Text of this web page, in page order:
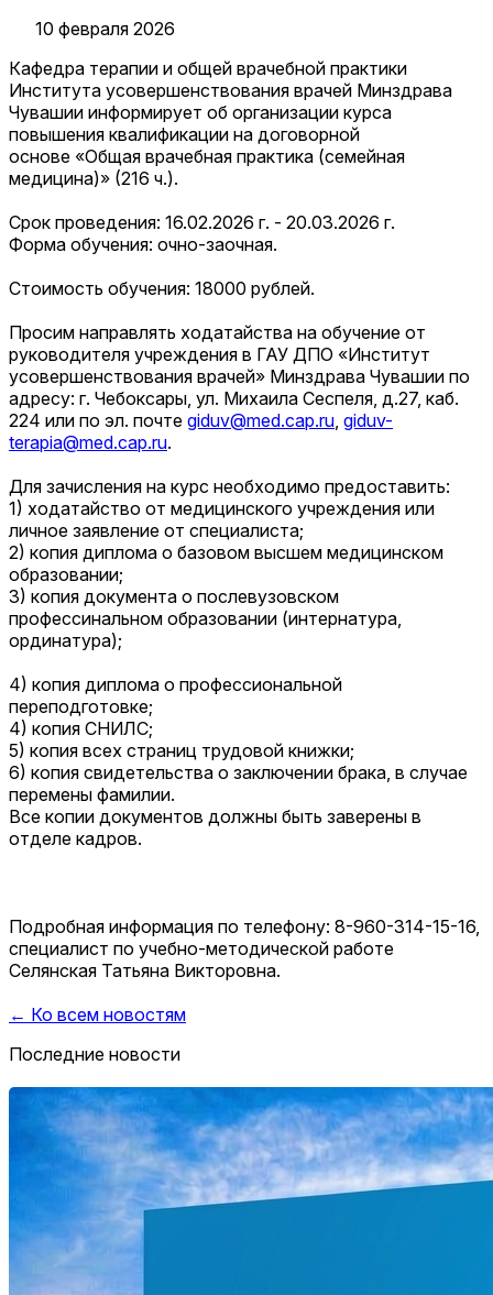
10 февраля 2026
Кафедра терапии и общей врачебной практики
Института усовершенствования врачей Минздрава
Чувашии информирует об организации курса
повышения квалификации на договорной
основе «Общая врачебная практика (семейная
медицина)» (216 ч.).
Срок проведения: 16.02.2026 г. - 20.03.2026 г.
Форма обучения: очно-заочная.
Стоимость обучения: 18000 рублей.
Просим направлять ходатайства на обучение от
руководителя учреждения в ГАУ ДПО «Институт
усовершенствования врачей» Минздрава Чувашии по
адресу: г. Чебоксары, ул. Михаила Сеспеля, д.27, каб.
224 или по эл. почте giduv@med.cap.ru, giduv-
terapia@med.cap.ru.
Для зачисления на курс необходимо предоставить:
1) ходатайство от медицинского учреждения или
личное заявление от специалиста;
2) копия диплома о базовом высшем медицинском
образовании;
3) копия документа о послевузовском
профессинальном образовании (интернатура,
ординатура);
4) копия диплома о профессиональной
переподготовке;
4) копия СНИЛС;
5) копия всех страниц трудовой книжки;
6) копия свидетельства о заключении брака, в случае
перемены фамилии.
Все копии документов должны быть заверены в
отделе кадров.
Подробная информация по телефону: 8-960-314-15-16,
специалист по учебно-методической работе
Селянская Татьяна Викторовна.
← Ко всем новостям
Последние новости